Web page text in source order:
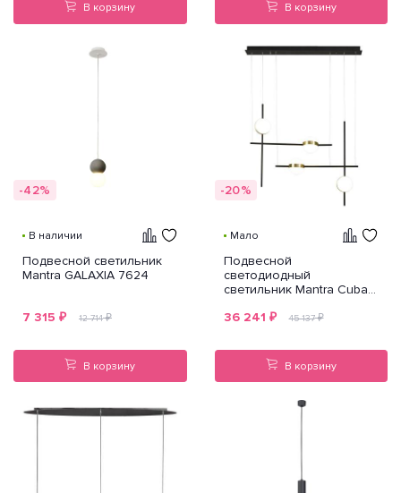
В корзину В корзину
-42%
В наличии
Подвесной светильник
Mantra GALAXIA 7624
7 315 ₽ 12 714₽
В корзину
-20%
Мало
Подвесной
светодиодный
светильник Mantra Cuba
36 241 ₽ 45 137₽
В корзину